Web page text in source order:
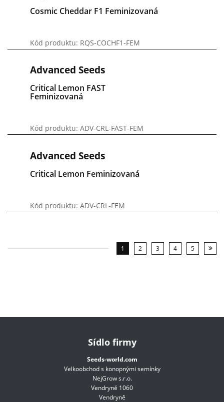
Cosmic Cheddar F1 Feminizovaná
Kód produktu: RQS-COCHF1-FEM
Advanced Seeds
Critical Lemon FAST
Feminizovaná
Kód produktu: ADV-CRL-FAST-FEM
Advanced Seeds
Critical Lemon Feminizovaná
Kód produktu: ADV-CRL-FEM
1 2 3 4 5
Sídlo firmy
Seeds-world.com
Velkoobchod s konopnými semínky
NejGrow s.r.o.
Vendryně 1060
Vendryně